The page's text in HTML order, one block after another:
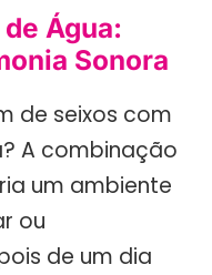
Água:
Sonora
de seixos com
A combinação
um ambiente
ou
de um dia